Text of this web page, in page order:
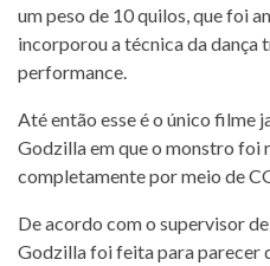
um peso de 10 quilos, que foi
incorporou a técnica da dança
performance.
Até então esse é o único filme
Godzilla em que o monstro foi
completamente por meio de
De acordo com o supervisor
Godzilla foi feita para parecer